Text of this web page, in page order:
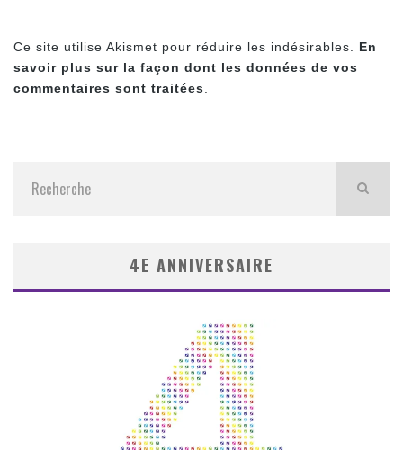
Ce site utilise Akismet pour réduire les indésirables. En
savoir plus sur la façon dont les données de vos
commentaires sont traitées
4E ANNIVERSAIRE